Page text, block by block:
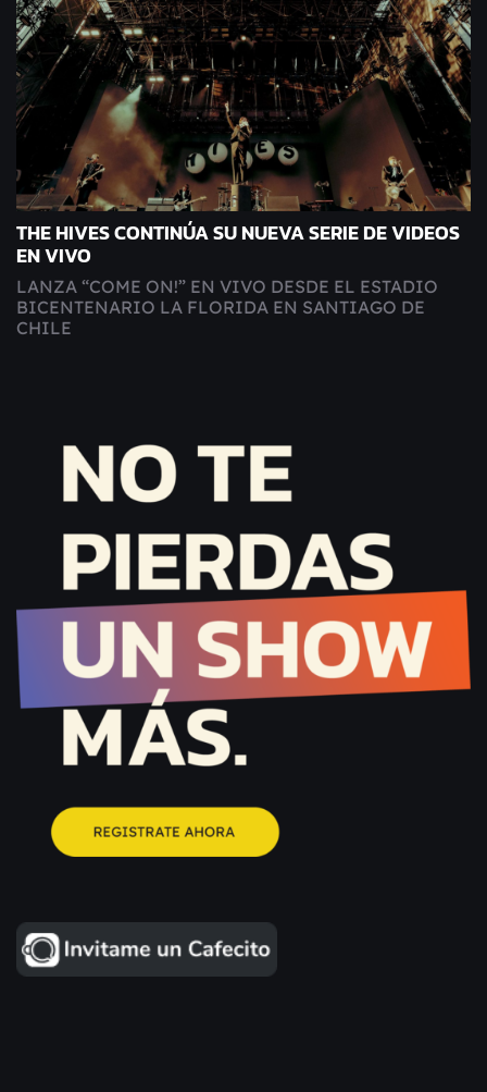
THE HIVES CONTINÚA SU NUEVA SERIE DE VIDEOS
EN VIVO
LANZA “COME ON!” EN VIVO DESDE EL ESTADIO
BICENTENARIO LA FLORIDA EN SANTIAGO DE
CHILE